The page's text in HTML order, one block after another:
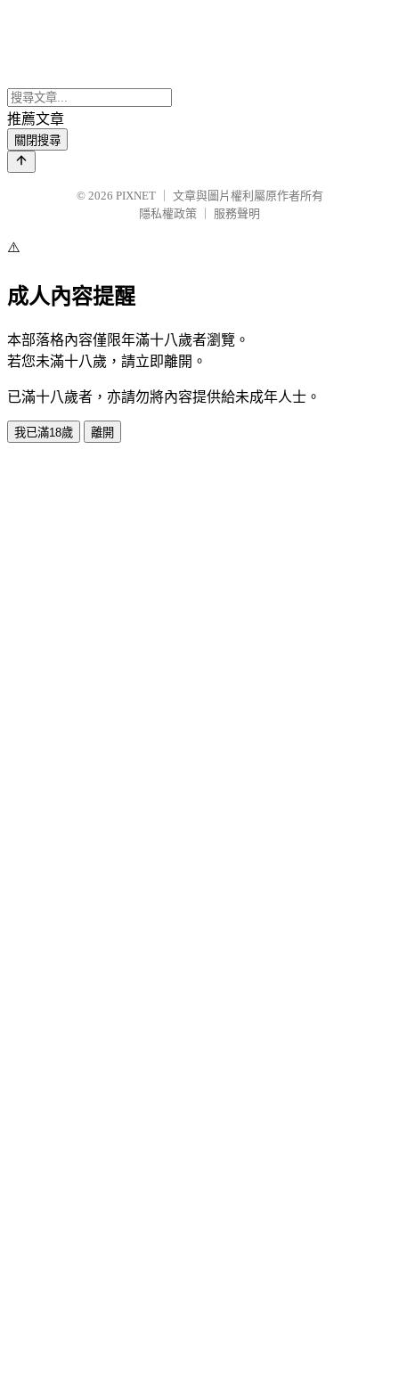
推薦文章
關閉搜尋
© 2026 PIXNET
文章與圖片權利屬原作者所有
隱私權政策
服務聲明
⚠️
成人內容提醒
本部落格內容僅限年滿十八歲者瀏覽。
若您未滿十八歲，請立即離開。
已滿十八歲者，亦請勿將內容提供給未成年人士。
我已滿18歲 離開